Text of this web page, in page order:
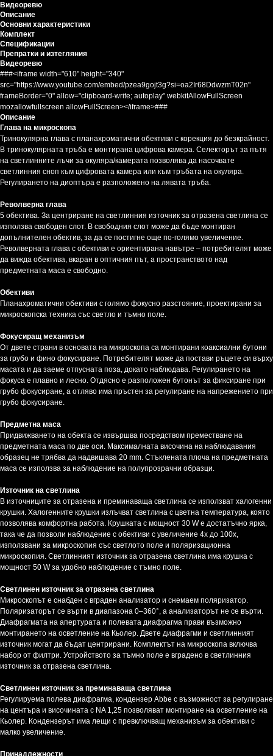
Видеоревю
Описание
Основни характеристики
Комплект
Спецификации
Препратки и изтегляния
Видеоревю
###<iframe width="610" height="340"
src="https://www.youtube.com/embed/pzea9gojt3g?si=oa2Ir68DdwzmT02n"
frameBorder="0" allow="clipboard-write; autoplay" webkitAllowFullScreen
mozallowfullscreen allowFullScreen></iframe>###
Описание
Глава на микроскопа
Тринокулярна глава с планахроматични обективи с корекция до безкрайност.
В тринокулярната тръба е монтирана цифрова камера. Селекторът за пътя
на светлинните лъчи за окуляра/камерата позволява да насочвате
светлинния сноп към цифровата камера или към тръбата на окуляра.
Регулирането на диоптъра е разположено на лявата тръба.
Револверна глава
5 обектива. За центриране на светлинния източник за отразена светлина се
използва свободен слот. В свободния слот може да бъде монтиран
допълнителен обектив, за да се постигне още по-голямо увеличение.
Револверната глава с обективи е ориентирана навътре – потребителят може
да вижда обектива, вкаран в оптичния път, а пространството над
предметната маса е свободно.
Обективи
Планахроматични обективи с голямо фокусно разстояние, проектирани за
микроскопска техника със светло и тъмно поле.
Фокусиращ механизъм
От двете страни в основата на микроскопа са монтирани коаксиални бутони
за грубо и фино фокусиране. Потребителят може да постави ръцете си върху
масата и да заеме отпусната поза, докато наблюдава. Регулирането на
фокуса е плавно и лесно. Отдясно е разположен бутонът за фиксиране при
грубо фокусиране, а отляво има пръстен за регулиране на напрежението при
грубо фокусиране.
Предметна маса
Придвижването на обекта се извършва посредством преместване на
предметната маса по две оси. Максималната височина на наблюдавания
образец не трябва да надвишава 20 mm. Стъклената плоча на предметната
маса се използва за наблюдение на полупрозрачни образци.
Източник на светлина
В източниците за отразена и преминаваща светлина се използват халогенни
крушки. Халогенните крушки излъчват светлина с цветна температура, която
позволява комфортна работа. Крушката с мощност 30 W е достатъчно ярка,
така че да позволи наблюдение с обективи с увеличение 4x до 100x,
използвани за микроскопия със светлото поле и поляризационна
микроскопия. Светлинният източник за отразена светлина има крушка с
мощност 50 W за удобно наблюдение с тъмно поле.
Светлинен източник за отразена светлина
Микроскопът е снабден с вграден анализатор и снемаем поляризатор.
Поляризаторът се върти в диапазона 0–360°, а анализаторът не се върти.
Диафрагмата на апертурата и полевата диафрагма прави възможно
монтирането на осветление на Кьолер. Двете диафрагми и светлинният
източник могат да бъдат центрирани. Комплектът на микроскопа включва
набор от филтри. Устройството за тъмно поле е вградено в светлинния
източник за отразена светлина.
Светлинен източник за преминаваща светлина
Регулируема полева диафрагма, кондензер Abbe с възможност за регулиране
на центъра и височината с NA 1,25 позволяват монтиране на осветление на
Кьолер. Кондензерът има лещи с превключващ механизъм за обективи с
малко увеличение.